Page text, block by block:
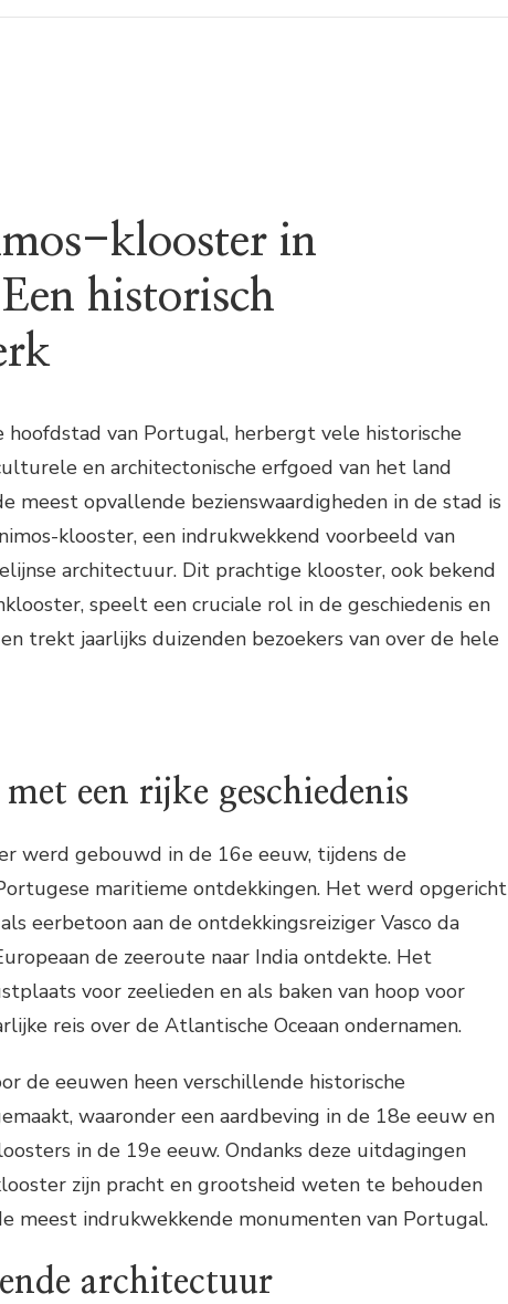
klooster in
historisch
hoofdstad van Portugal, herbergt vele historische
en architectonische erfgoed van het land
meest opvallende bezienswaardigheden in de stad is
klooster, een indrukwekkend voorbeeld van
architectuur. Dit prachtige klooster, ook bekend
speelt een cruciale rol in de geschiedenis en
trekt jaarlijks duizenden bezoekers van over de hele
een rijke geschiedenis
werd gebouwd in de 16e eeuw, tijdens de
maritieme ontdekkingen. Het werd opgericht
eerbetoon aan de ontdekkingsreiziger Vasco da
de zeeroute naar India ontdekte. Het
voor zeelieden en als baken van hoop voor
reis over de Atlantische Oceaan ondernamen.
de eeuwen heen verschillende historische
waaronder een aardbeving in de 18e eeuw en
in de 19e eeuw. Ondanks deze uitdagingen
zijn pracht en grootsheid weten te behouden
meest indrukwekkende monumenten van Portugal.
architectuur